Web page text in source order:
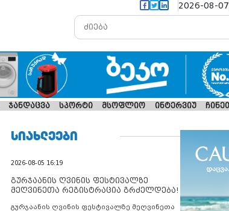
2026-08-07
ჯანდაცვა სპორტი მსოფლიო ინტერვიუ
ᲡᲘᲐᲮᲚᲔᲔᲑᲘ
2026-08-05 16:19
გურჯაანის ღვინის ფესტივალზე
მეღვინეთა რეგისტრაცია გრძელდება!
გურჯაანის ღვინის ფესტივალზე მეღვინეთა